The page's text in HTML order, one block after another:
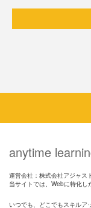
anytime
運営会社：株式会社アジャス
当サイトでは、Webに特化し
いつでも、どこでもスキルア